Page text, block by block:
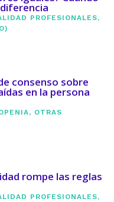
PROFESIONALES,
consenso sobre
en la persona
, OTRAS
rompe las reglas
PROFESIONALES,